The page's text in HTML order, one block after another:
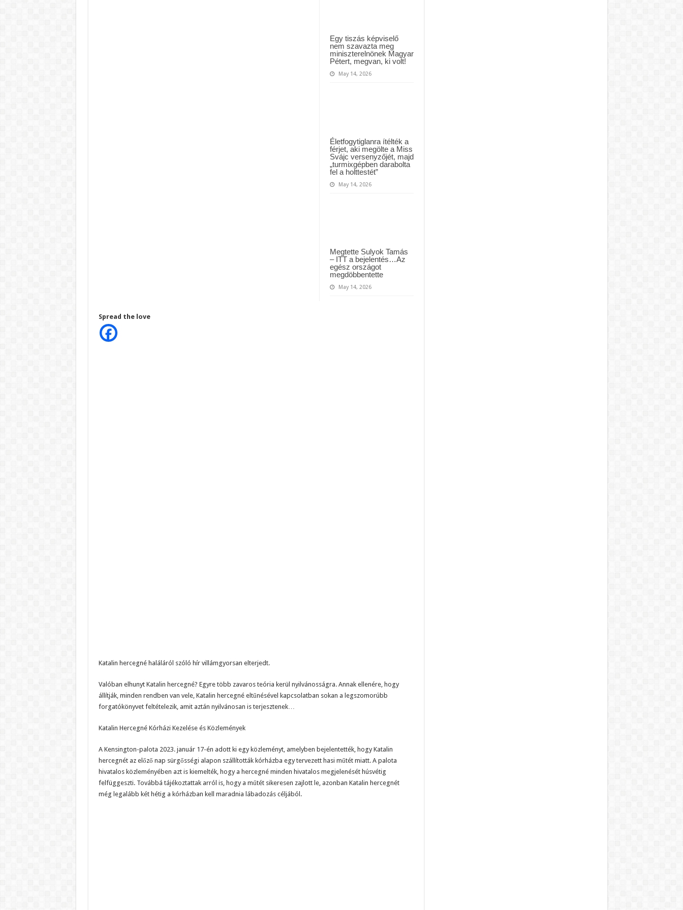
Egy tiszás képviselő
nem szavazta meg
miniszterelnönek Magyar
Pétert, megvan, ki volt!
May 14, 2026
Életfogytiglanra ítélték a
férjet, aki megölte a Miss
Svájc versenyzőjét, majd
„turmixgépben darabolta
fel a holttestét”
May 14, 2026
Megtette Sulyok Tamás
– ITT a bejelentés…Az
egész országot
megdöbbentette
May 14, 2026
Spread the love
Katalin hercegné haláláról szóló hír villámgyorsan elterjedt.
Valóban elhunyt Katalin hercegné? Egyre több zavaros teória kerül nyilvánosságra. Annak ellenére, hogy
állítják, minden rendben van vele, Katalin hercegné eltűnésével kapcsolatban sokan a legszomorúbb
forgatókönyvet feltételezik, amit aztán nyilvánosan is terjesztenek…
Katalin Hercegné Kórházi Kezelése és Közlemények
A Kensington-palota 2023. január 17-én adott ki egy közleményt, amelyben bejelentették, hogy Katalin
hercegnét az előző nap sürgősségi alapon szállították kórházba egy tervezett hasi műtét miatt. A palota
hivatalos közleményében azt is kiemelték, hogy a hercegné minden hivatalos megjelenését húsvétig
felfüggeszti. Továbbá tájékoztattak arról is, hogy a műtét sikeresen zajlott le, azonban Katalin hercegnét
még legalább két hétig a kórházban kell maradnia lábadozás céljából.